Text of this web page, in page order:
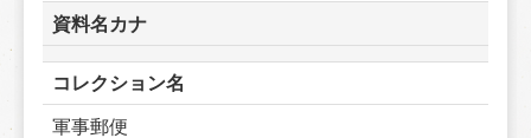
資料名カナ
コレクション名
軍事郵便